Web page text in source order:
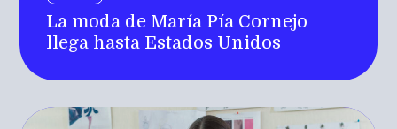
La moda de María Pía Cornejo
llega hasta Estados Unidos